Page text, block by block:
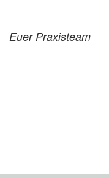
Euer Praxisteam